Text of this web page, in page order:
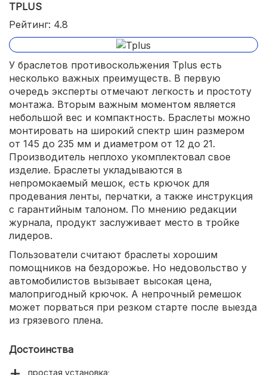
TPLUS
Рейтинг: 4.8
У браслетов противоскольжения Tplus есть
несколько важных преимуществ. В первую
очередь эксперты отмечают легкость и простоту
монтажа. Вторым важным моментом является
небольшой вес и компактность. Браслеты можно
монтировать на широкий спектр шин размером
от 145 до 235 мм и диаметром от 12 до 21.
Производитель неплохо укомплектовал свое
изделие. Браслеты укладываются в
непромокаемый мешок, есть крючок для
продевания ленты, перчатки, а также инструкция
с гарантийным талоном. По мнению редакции
журнала, продукт заслуживает место в тройке
лидеров.
Пользователи считают браслеты хорошим
помощников на бездорожье. Но недовольство у
автомобилистов вызывает высокая цена,
малопригодный крючок. А непрочный ремешок
может порваться при резком старте после выезда
из грязевого плена.
Достоинства
простая установка;